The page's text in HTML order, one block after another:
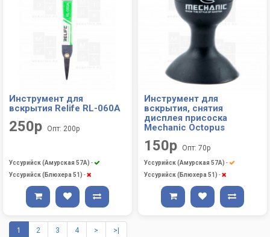
Инструмент для
вскрытия Relife RL-060A
250р Опт: 200р
Уссурийск (Амурская 57А) -
Уссурийск (Блюхера 51) -
Инструмент для
вскрытия, снятия
дисплея присоска
Mechanic Octopus
150р Опт: 70р
Уссурийск (Амурская 57А) -
Уссурийск (Блюхера 51) -
1 2 3 4 > >|